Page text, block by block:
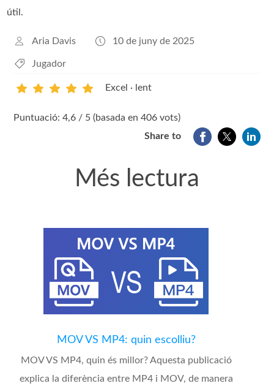
útil.
Aria Davis 10 de juny de 2025
Jugador
Excel · lent
Puntuació: 4,6 / 5 (basada en 406 vots)
Share to
Més lectura
MOV VS MP4: quin escolliu?
MOV VS MP4, quin és millor? Aquesta publicació
explica la diferència entre MP4 i MOV, de manera